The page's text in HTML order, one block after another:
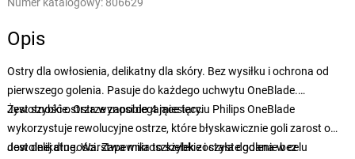
Opis
Ostry dla owłosienia, delikatny dla skóry. Bez wysiłku i ochrona od
pierwszego golenia. Pasuje do każdego uchwytu OneBlade.
Żywotność ostrza wynosi do 4 miesięcy.
Jest szybkie. Ostrze zapobiegające tarciu Philips OneBlade
wykorzystuje rewolucyjne ostrze, które błyskawicznie goli zarost o
dowolnej długości. Zapewnia to szybkie i czyste golenie bez
Jest delikatne. Warstwa mikroszkiełek została dodana w celu